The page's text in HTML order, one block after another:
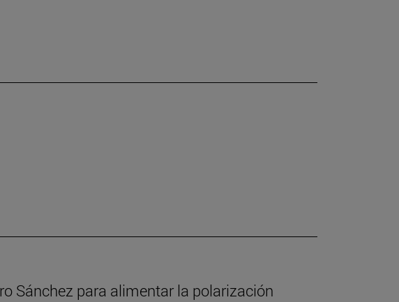
Sánchez para alimentar la polarización